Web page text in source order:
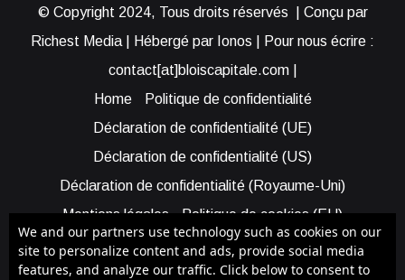
© Copyright 2024, Tous droits réservés | Conçu par
Richest Media | Hébergé par Ionos | Pour nous écrire :
contact[at]bloiscapitale.com |
Home
Politique de confidentialité
Déclaration de confidentialité (UE)
Déclaration de confidentialité (US)
Déclaration de confidentialité (Royaume-Uni)
Mentions légales
Politique de cookies (EU)
Cookie Policy (AUS)
Cookie Policy (US)
Qui sommes-nous ?
Participer à Blois Capitale
We and our partners use technology such as cookies on our
site to personalize content and ads, provide social media
features, and analyze our traffic. Click below to consent to